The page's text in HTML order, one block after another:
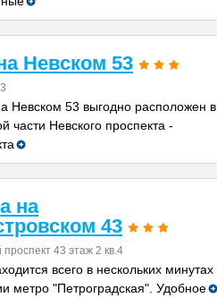
Невском 53
Невском 53 выгодно расположен в
части Невского проспекта -
на
43
43 этаж 2 кв.4
всего в нескольких минутах
метро "Петроградская". Удобное